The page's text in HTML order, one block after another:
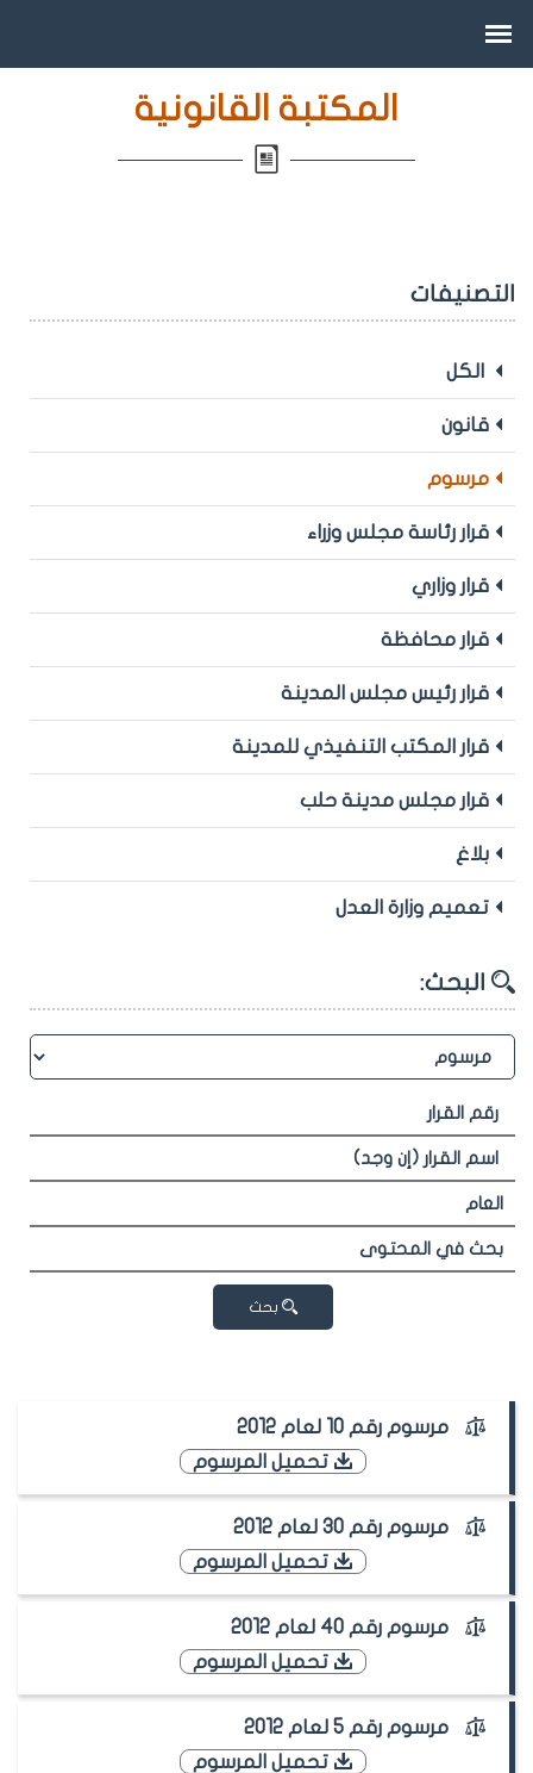
المكتبة القانونية
التصنيفات
الكل
قانون
مرسوم
قرار رئاسة مجلس وزراء
قرار وزاري
قرار محافظة
قرار رئيس مجلس المدينة
قرار المكتب التنفيذي للمدينة
قرار مجلس مدينة حلب
بلاغ
تعميم وزارة العدل
البحث:
بحث
مرسوم رقم 10 لعام 2012
تحميل المرسوم
مرسوم رقم 30 لعام 2012
تحميل المرسوم
مرسوم رقم 40 لعام 2012
تحميل المرسوم
مرسوم رقم 5 لعام 2012
تحميل المرسوم